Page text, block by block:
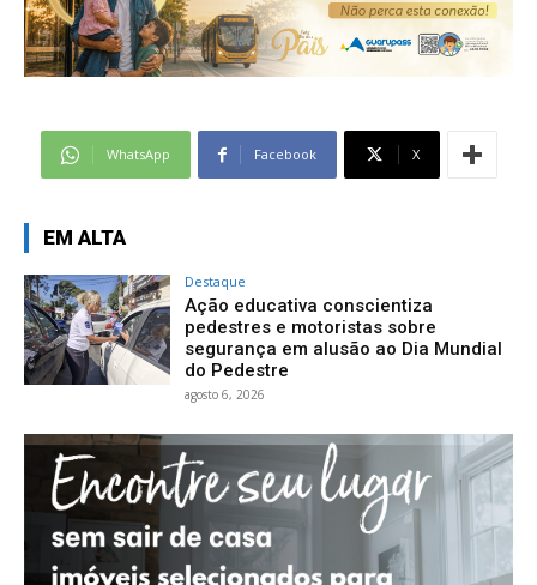
WhatsApp Facebook X
EM ALTA
Destaque
Ação educativa conscientiza
pedestres e motoristas sobre
segurança em alusão ao Dia Mundial
do Pedestre
agosto 6, 2026